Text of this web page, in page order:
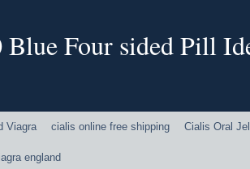
Blue Four sided Pill
Viagra cialis online free shipping Cialis Oral
england